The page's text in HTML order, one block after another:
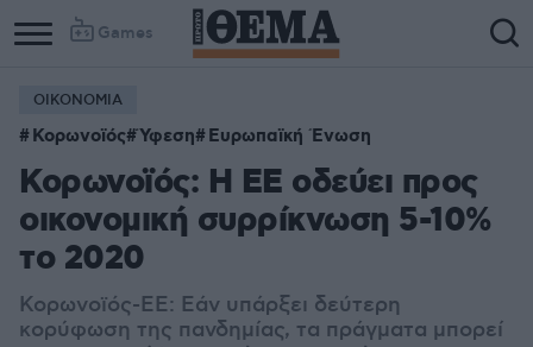
Games
ΟΙΚΟΝΟΜΙΑ
Κορωνοϊός Ύφεση Ευρωπαϊκή Ένωση
Κορωνοϊός: Η ΕΕ οδεύει προς
οικονομική συρρίκνωση 5-10%
το 2020
Κορωνοϊός-ΕΕ: Εάν υπάρξει δεύτερη
κορύφωση της πανδημίας, τα πράγματα μπορεί